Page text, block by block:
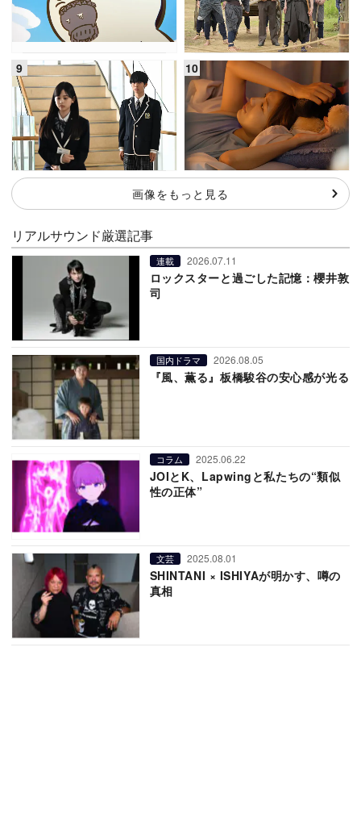
画像をもっと見る
リアルサウンド厳選記事
連載 2026.07.11
ロックスターと過ごした記憶：櫻井敦
司
国内ドラマ 2026.08.05
『風、薫る』板橋駿谷の安心感が光る
コラム 2025.06.22
JOIとK、Lapwingと私たちの“類似
性の正体”
文芸 2025.08.01
SHINTANI × ISHIYAが明かす、噂の
真相